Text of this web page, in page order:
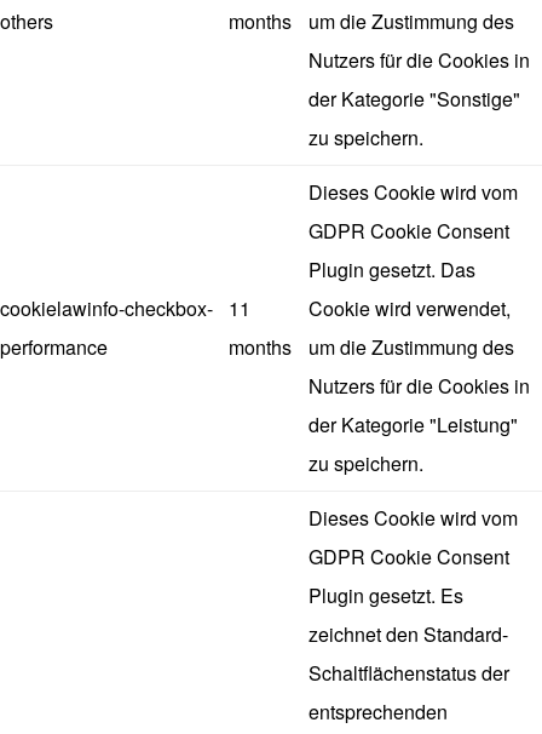
others months
um die Zustimmung des
Nutzers für die Cookies in
der Kategorie "Sonstige"
zu speichern.
cookielawinfo-checkbox-
performance
11
months
Dieses Cookie wird vom
GDPR Cookie Consent
Plugin gesetzt. Das
Cookie wird verwendet,
um die Zustimmung des
Nutzers für die Cookies in
der Kategorie "Leistung"
zu speichern.
Dieses Cookie wird vom
GDPR Cookie Consent
Plugin gesetzt. Es
zeichnet den Standard-
Schaltflächenstatus der
entsprechenden